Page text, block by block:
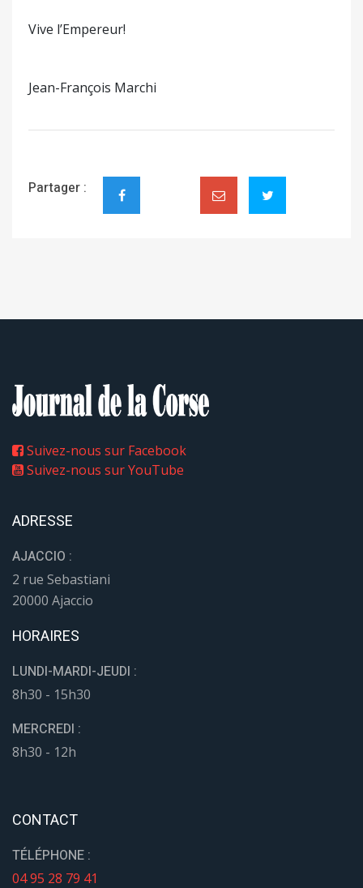
Vive l’Empereur!
Jean-François Marchi
Partager :
Suivez-nous sur Facebook
Suivez-nous sur YouTube
ADRESSE
AJACCIO :
2 rue Sebastiani
20000 Ajaccio
HORAIRES
LUNDI-MARDI-JEUDI :
8h30 - 15h30
MERCREDI :
8h30 - 12h
CONTACT
TÉLÉPHONE :
04 95 28 79 41